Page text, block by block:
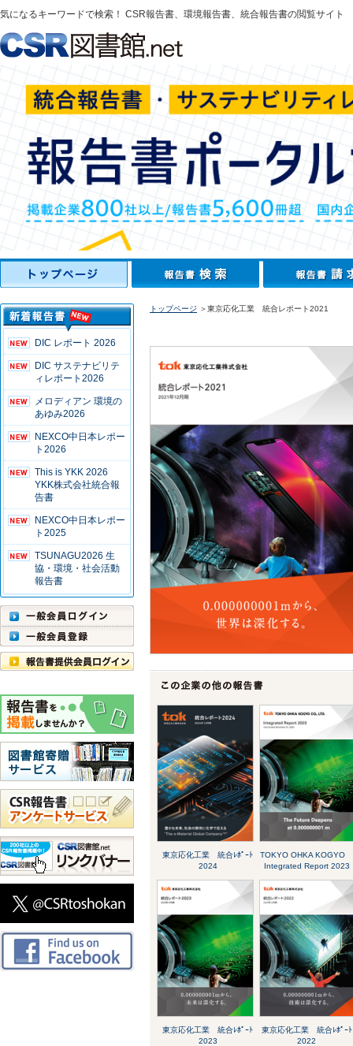
気になるキーワードで検索！ CSR報告書、環境報告書、統合報告書の閲覧サイト
DIC レポート 2026
DIC サステナビリテ
ィレポート2026
メロディアン 環境の
あゆみ2026
NEXCO中日本レポー
ト2026
This is YKK 2026
YKK株式会社統合報
告書
NEXCO中日本レポー
ト2025
TSUNAGU2026 生
協・環境・社会活動
報告書
トップページ ＞東京応化工業 統合レポート2021
東京応化工業 統合ﾚﾎﾟｰﾄ
2024
TOKYO OHKA KOGYO
Integrated Report 2023
東京応化工業 統合ﾚﾎﾟｰﾄ
2023
東京応化工業 統合ﾚﾎﾟｰﾄ
2022